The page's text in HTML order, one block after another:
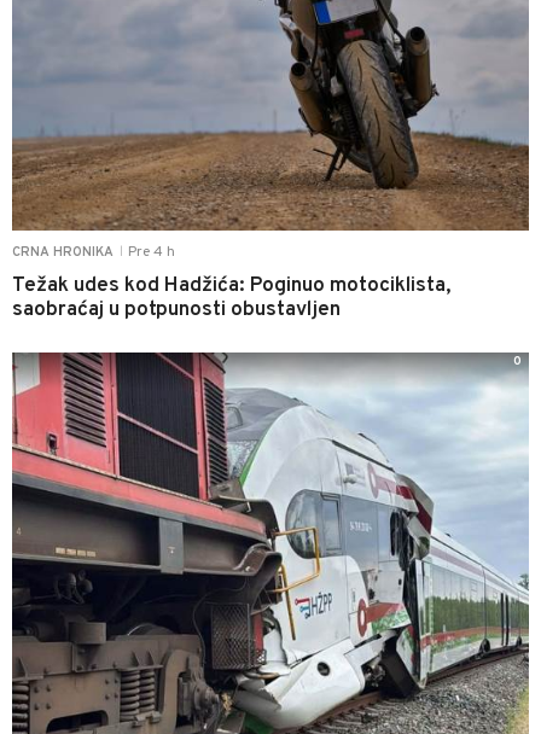
CRNA HRONIKA Pre 4 h
Težak udes kod Hadžića: Poginuo motociklista,
saobraćaj u potpunosti obustavljen
0